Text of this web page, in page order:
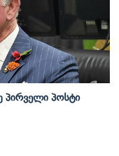
Პირველი Პოსტი